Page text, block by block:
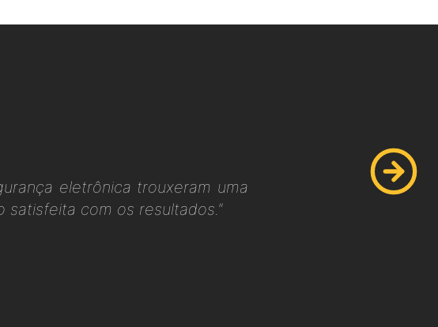
eletrônica trouxeram uma
satisfeita com os resultados."